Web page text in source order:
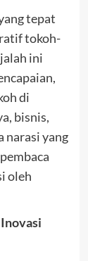
tepat
tokoh-
ini
di
bisnis,
narasi yang
oleh